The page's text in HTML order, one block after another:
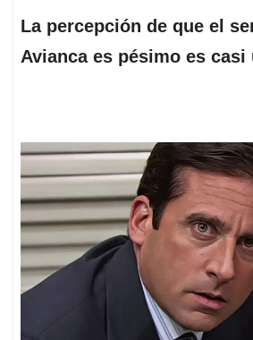
La percepción de que el
Avianca es pésimo es casi